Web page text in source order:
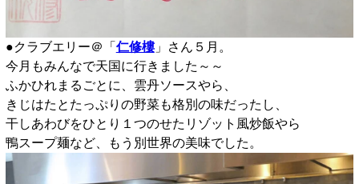
●クラブエリー＠「 仁修樓」さん５月。
今月もみんなで天国に行きました～～
ふかひれまるごとに、雲丹ソースやら、
きじはたとたっぷりの野菜も格別の味だったし、
干しあわびをひとり１つのせたリゾット風炒飯やら
鴨スープ麺など、もう別世界の美味でした。